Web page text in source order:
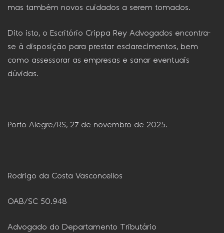
mas também novos cuidados a serem tomados.
Dito isto, o Escritório Crippa Rey Advogados encontra-
se à disposição para prestar esclarecimentos, bem
como assessorar as empresas e sanar eventuais
dúvidas.
Porto Alegre/RS, 27 de novembro de 2025.
Rodrigo da Costa Vasconcellos
OAB/SC 50.948
Advogado do Departamento Tributário